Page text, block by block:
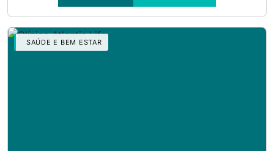
SAÚDE E BEM ESTAR